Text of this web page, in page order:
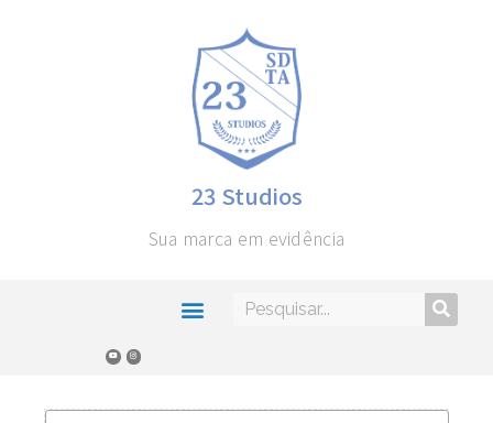
23 Studios
Sua marca em evidência